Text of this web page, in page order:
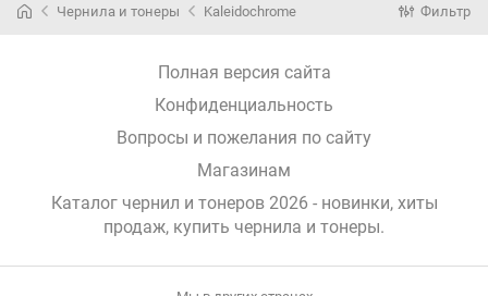
Чернила и тонеры Kaleidochrome Фильтр
Полная версия сайта
Конфиденциальность
Вопросы и пожелания по сайту
Магазинам
Каталог чернил и тонеров 2026 - новинки, хиты
продаж, купить чернила и тонеры.